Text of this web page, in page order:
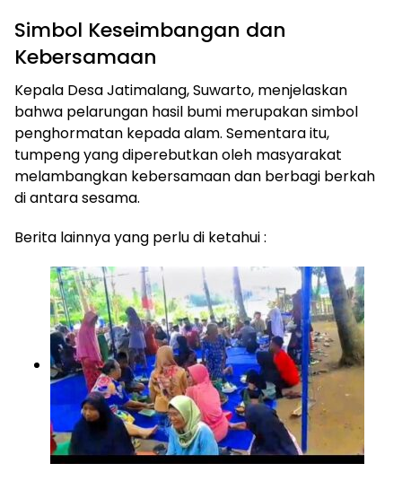
​Simbol Keseimbangan dan
Kebersamaan
​Kepala Desa Jatimalang, Suwarto, menjelaskan
bahwa pelarungan hasil bumi merupakan simbol
penghormatan kepada alam. Sementara itu,
tumpeng yang diperebutkan oleh masyarakat
melambangkan kebersamaan dan berbagi berkah
di antara sesama.
Berita lainnya yang perlu di ketahui :